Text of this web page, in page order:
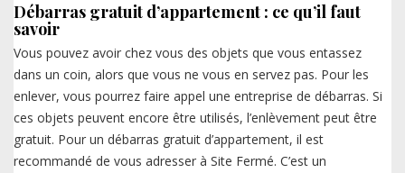
Débarras gratuit d’appartement : ce qu’il faut
savoir
Vous pouvez avoir chez vous des objets que vous entassez
dans un coin, alors que vous ne vous en servez pas. Pour les
enlever, vous pourrez faire appel une entreprise de débarras. Si
ces objets peuvent encore être utilisés, l’enlèvement peut être
gratuit. Pour un débarras gratuit d’appartement, il est
recommandé de vous adresser à Site Fermé. C’est un